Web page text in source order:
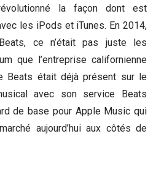
la façon dont est
les iPods et iTunes. En 2014,
ce n’était pas juste les
que l’entreprise californienne
Beats était déjà présent sur le
avec son service Beats
de base pour Apple Music qui
aujourd’hui aux côtés de